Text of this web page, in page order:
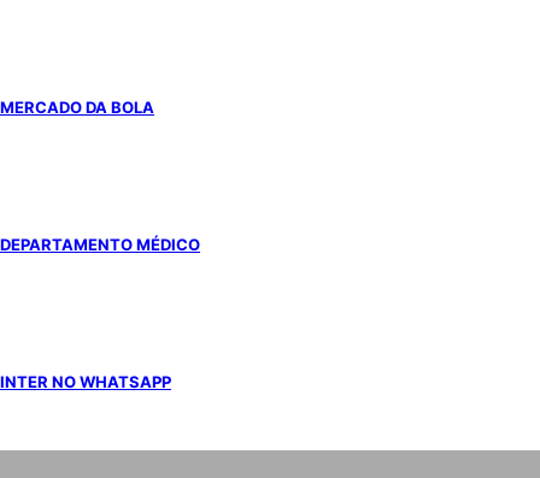
MERCADO DA BOLA
DEPARTAMENTO MÉDICO
INTER NO WHATSAPP